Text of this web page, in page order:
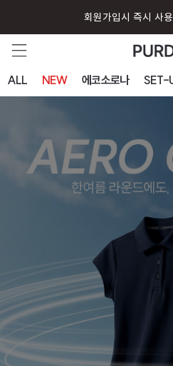
퍼디 앱 설치시
ALL NEW 에코소로나 SET-